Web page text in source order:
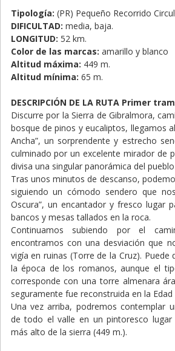
Tipología: (PR) Pequeño Recorrido
DIFICULTAD: media, baja.
LONGITUD: 52 km.
Color de las marcas: amarillo y blanco
Altitud máxima: 449 m.
Altitud mínima: 65 m.
DESCRIPCIÓN DE LA RUTA Primer
Discurre por la Sierra de Gibralmora,
bosque de pinos y eucaliptos, llegamos
Ancha”, un sorprendente y estrecho
culminado por un excelente mirador de
divisa una singular panorámica del
Tras unos minutos de descanso,
siguiendo un cómodo sendero que
Oscura”, un encantador y fresco lugar
bancos y mesas tallados en la roca.
Continuamos subiendo por el
encontramos con una desviación que
vigía en ruinas (Torre de la Cruz). Puede
la época de los romanos, aunque el
corresponde con una torre almenara
seguramente fue reconstruida en la Edad
Una vez arriba, podremos contemplar
de todo el valle en un pintoresco
más alto de la sierra (449 m.).